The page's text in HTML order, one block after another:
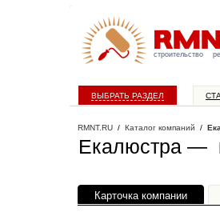
строительство
ВЫБРАТЬ РАЗДЕЛ
RMNT.RU / Каталог компаний /
Екалюстра —
Карточка компании